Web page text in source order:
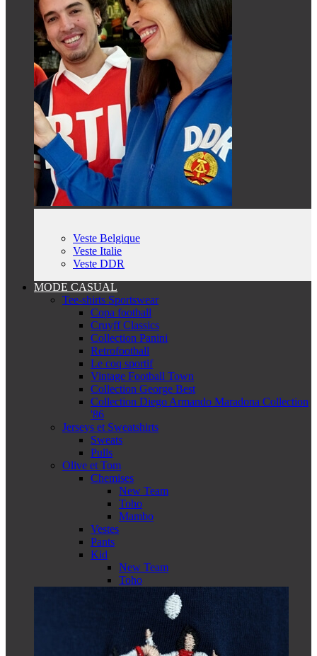
Veste Belgique
Veste Italie
Veste DDR
MODE CASUAL
Tee-shirts Sportswear
Copa football
Cruyff Classics
Collection Panini
Retrofootball
Le coq sportif
Vintage Football Town
Collection George Best
Collection Diego Armando Maradona Collection
'86
Jerseys et Sweatshirts
Sweats
Pulls
Olive et Tom
Chemises
New Team
Toho
Mambo
Vestes
Pants
Kid
New Team
Toho